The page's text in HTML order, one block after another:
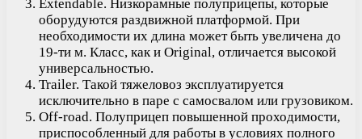
Extendable. Низкорамные полуприцепы, которые
оборудуются раздвижной платформой. При
необходимости их длина может быть увеличена до
19-ти м. Класс, как и Original, отличается высокой
универсальностью.
Trailer. Такой тяжеловоз эксплуатируется
исключительно в паре с самосвалом или грузовиком.
Off-road. Полуприцеп повышенной проходимости,
приспособленный для работы в условиях полного